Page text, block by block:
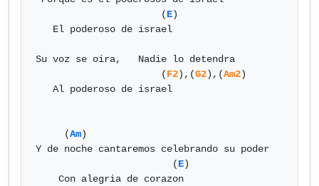
                      (
E)
Su voz se oira,   Nadie lo detendra
                      (
F2),(G2),(Am2)
     (
Am)
Y de noche cantaremos celebrando su poder
                        (
E)